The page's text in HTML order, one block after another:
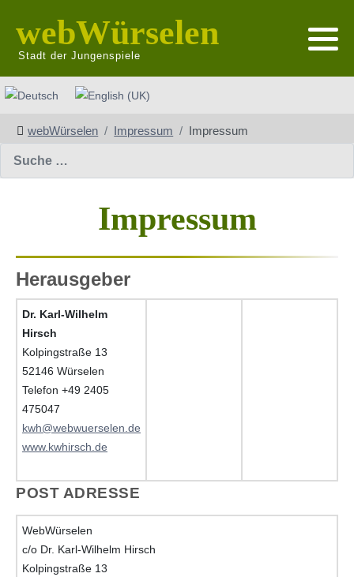
webWürselen
Stadt der Jungenspiele
Sprache auswählen
webWürselen Impressum Impressum
Impressum
Herausgeber
Dr. Karl-Wilhelm
Hirsch
Kolpingstraße 13
52146 Würselen
Telefon +49 2405
475047
kwh@webwuerselen.de
www.kwhirsch.de
POST ADRESSE
WebWürselen
c/o Dr. Karl-Wilhelm Hirsch
Kolpingstraße 13